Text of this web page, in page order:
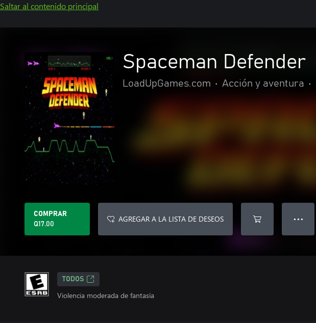
Saltar al contenido principal
Spaceman Defender
LoadUpGames.com • Acción y aventura •
COMPRAR
Q17.00
AGREGAR A LA LISTA DE DESEOS ● ● ●
TODOS
Violencia moderada de fantasía